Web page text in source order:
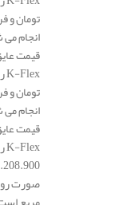
انجام می شود
انجام می شود